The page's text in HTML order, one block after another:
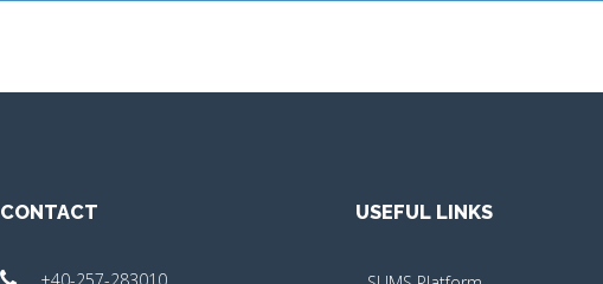
CONTACT
+40-257-283010
USEFUL LINKS